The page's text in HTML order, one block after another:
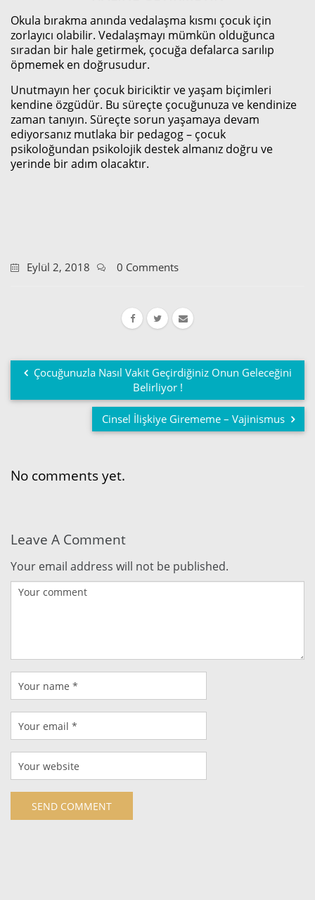
Okula bırakma anında vedalaşma kısmı çocuk için
zorlayıcı olabilir. Vedalaşmayı mümkün olduğunca
sıradan bir hale getirmek, çocuğa defalarca sarılıp
öpmemek en doğrusudur.
Unutmayın her çocuk biriciktir ve yaşam biçimleri
kendine özgüdür. Bu süreçte çocuğunuza ve kendinize
zaman tanıyın. Süreçte sorun yaşamaya devam
ediyorsanız mutlaka bir pedagog – çocuk
psikoloğundan psikolojik destek almanız doğru ve
yerinde bir adım olacaktır.
Eylül 2, 2018 0 Comments
Çocuğunuzla Nasıl Vakit Geçirdiğiniz Onun Geleceğini
Belirliyor !
Cinsel İlişkiye Girememe – Vajinismus
No comments yet.
Leave A Comment
Your email address will not be published.